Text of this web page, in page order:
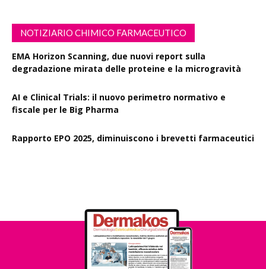
NOTIZIARIO CHIMICO FARMACEUTICO
EMA Horizon Scanning, due nuovi report sulla
degradazione mirata delle proteine e la microgravità
AI e Clinical Trials: il nuovo perimetro normativo e
fiscale per le Big Pharma
Rapporto EPO 2025, diminuiscono i brevetti farmaceutici